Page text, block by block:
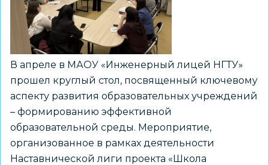
В апреле в МАОУ «Инженерный лицей НГТУ»
прошел круглый стол, посвященный ключевому
аспекту развития образовательных учреждений
– формированию эффективной
образовательной среды. Мероприятие,
организованное в рамках деятельности
Наставнической лиги проекта «Школа